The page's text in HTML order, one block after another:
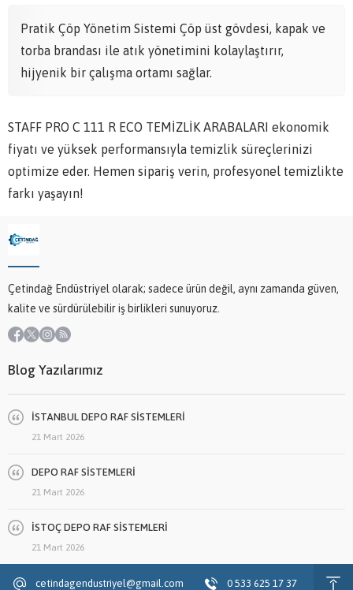
Pratik Çöp Yönetim Sistemi Çöp üst gövdesi, kapak ve
torba brandası ile atık yönetimini kolaylaştırır,
hijyenik bir çalışma ortamı sağlar.
STAFF PRO C 111 R ECO TEMİZLİK ARABALARI ekonomik
fiyatı ve yüksek performansıyla temizlik süreçlerinizi
optimize eder. Hemen sipariş verin, profesyonel temizlikte
farkı yaşayın!
Çetindağ Endüstriyel olarak; sadece ürün değil, aynı zamanda güven,
kalite ve sürdürülebilir iş birlikleri sunuyoruz.
Blog Yazılarımız
İSTANBUL DEPO RAF SİSTEMLERİ
21 Mart 2026
DEPO RAF SİSTEMLERİ
21 Mart 2026
İSTOÇ DEPO RAF SİSTEMLERİ
21 Mart 2026
cetindagendustriyel@gmail.com 0 533 625 17 37